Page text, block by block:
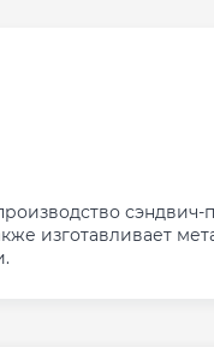
сэндвич-
изготавливает